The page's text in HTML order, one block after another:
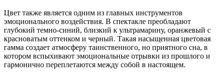
Цвет также является одним из главных инструментов
эмоционального воздействия. В спектакле преобладают
глубокий темно-синий, близкий к ультрамарину, оранжевый с
красноватым оттенком и черный. Такая насыщенная цветовая
гамма создает атмосферу таинственного, но приятного сна, в
котором вспыхивают эмоциональные отрывки из прошлого и
гармонично переплетаются между собой в настоящем.